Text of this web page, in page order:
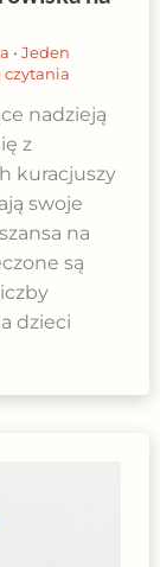
• Jeden
czytania
nadzieją
z
kuracjuszy
swoje
na
są
dzieci